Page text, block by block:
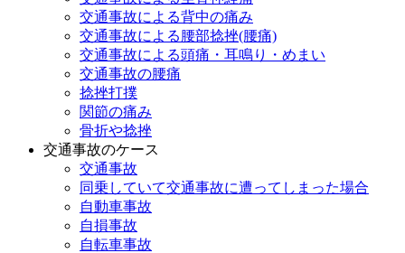
交通事故による背中の痛み
交通事故による腰部捻挫(腰痛)
交通事故による頭痛・耳鳴り・めまい
交通事故の腰痛
捻挫打撲
関節の痛み
骨折や捻挫
交通事故のケース
交通事故
同乗していて交通事故に遭ってしまった場合
自動車事故
自損事故
自転車事故